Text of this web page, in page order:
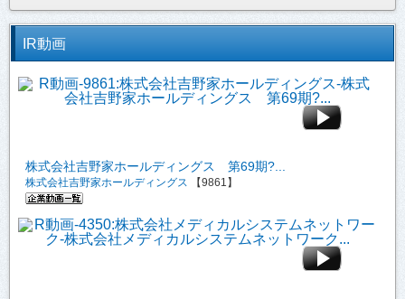
IR動画
株式会社吉野家ホールディングス 第69期?...
株式会社吉野家ホールディングス 【9861】